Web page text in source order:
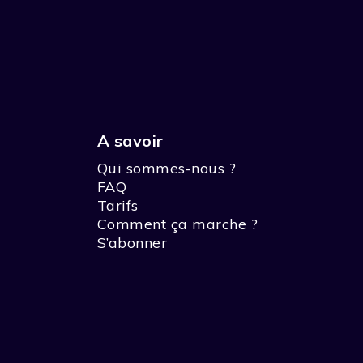
A savoir
Qui sommes-nous ?
FAQ
Tarifs
Comment ça marche ?
S’abonner